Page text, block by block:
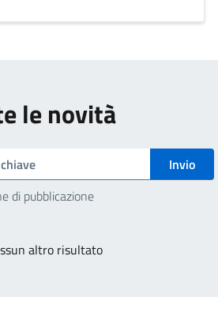
le novità
Invio
di pubblicazione
altro risultato